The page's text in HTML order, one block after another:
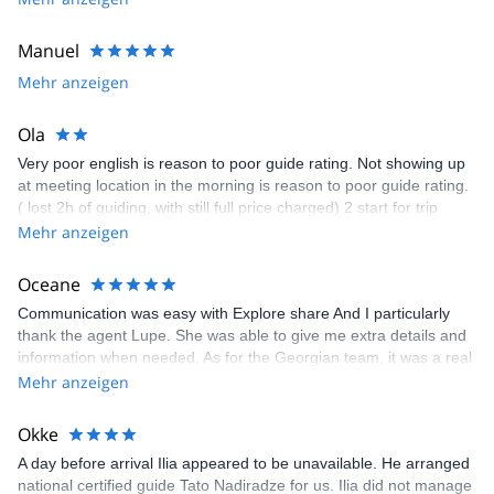
competent I strongly recommend Ilia for any Georgian adventure.
Manuel
Mehr anzeigen
Ola
Very poor english is reason to poor guide rating. Not showing up
at meeting location in the morning is reason to poor guide rating.
( lost 2h of guiding, with still full price charged) 2 start for trip
rating also connected with poor english and late arrival. 2 start for
brought back to resort. That was expected to be included. In
general very slow responses from the guide during booking
procedure, and also when being on the resort. All in all; did not
meet our expectations. You can't sell guide services with guides
not being even a little bit fluent in English, Best regards OIa
Mehr anzeigen
Oceane
Communication was easy with Explore share And I particularly
thank the agent Lupe. She was able to give me extra details and
information when needed. As for the Georgian team, it was a real
pleasure to meet them and spend time with them. It was a great
this team.
Mehr anzeigen
Okke
A day before arrival Ilia appeared to be unavailable. He arranged
national certified guide Tato Nadiradze for us. Ilia did not manage